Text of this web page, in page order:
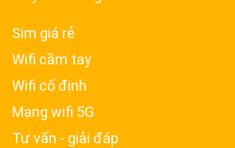
Sim giá rẻ
Wifi cầm tay
Wifi cố định
Mạng wifi 5G
Tư vấn - giải đáp